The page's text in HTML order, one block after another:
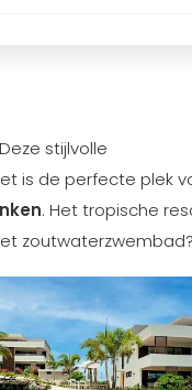
stijlvolle
is de perfecte plek
. Het tropische
zoutwaterzwembad?